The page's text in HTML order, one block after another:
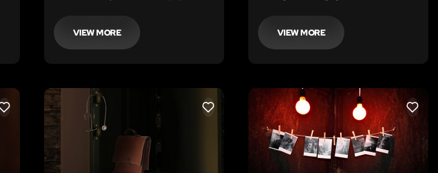
VIEW MORE VIEW MORE
LIKE LIKE LIKE